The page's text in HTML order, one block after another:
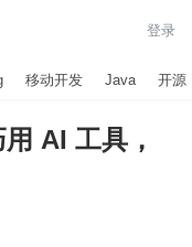
登录
移动开发 Java 开源
AI 工具，